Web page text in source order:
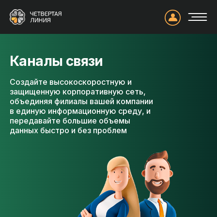
Вы можете сделать это двумя
Подключить Интернет
Вход в личный
Пароль:
Каналы связи
Создайте высокоскоростную и
защищенную корпоративную сеть,
объединяя филиалы вашей компании
в единую информационную среду, и
передавайте большие объемы
данных быстро и без проблем
каналы связи